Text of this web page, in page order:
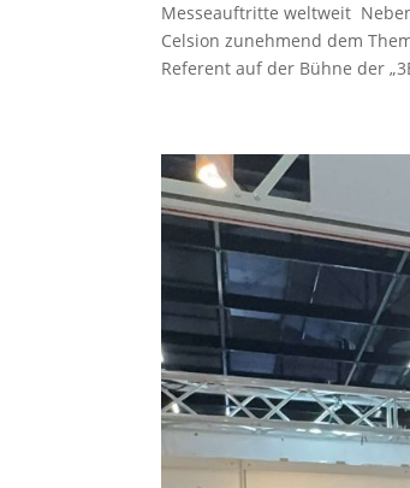
Messeauftritte weltweit
Celsion zunehmend dem
Referent auf der Bühne der